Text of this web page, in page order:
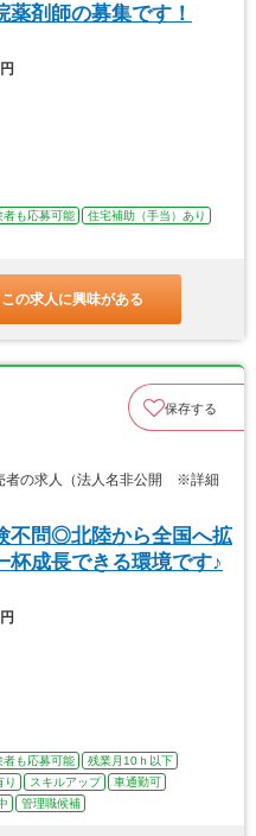
薬剤師の募集です！
者も応募可能
住宅補助（手当）あり
この求人に興味がある
保存する
者の求人（法人名非公開 ※詳細
不問◎北陸から全国へ拡
杯成長できる環境です♪
者も応募可能
残業月10ｈ以下
り スキルアップ
車通勤可
管理職候補